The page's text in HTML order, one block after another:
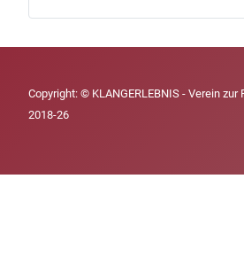
Copyright: © KLANGERLEBNIS - Verein zur
2018-26